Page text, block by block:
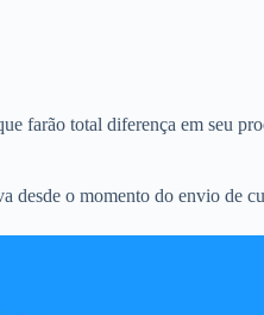
farão total diferença em seu
desde o momento do envio de